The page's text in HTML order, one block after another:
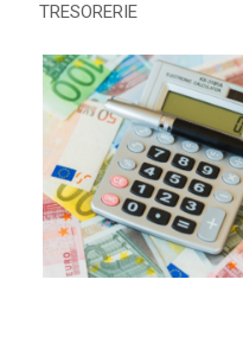
TRESORERIE